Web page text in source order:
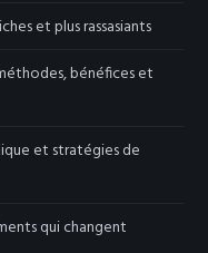
et plus rassasiants
bénéfices et
et stratégies de
qui changent